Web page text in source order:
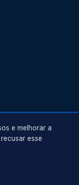
reservados.
e melhorar a
esse